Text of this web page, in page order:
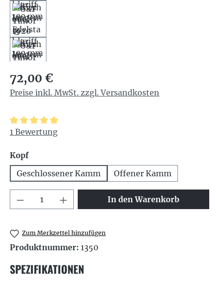
Regulärer Preis:
72,00 €
Preise inkl. MwSt. zzgl. Versandkosten
Durchschnittliche Bewertung von 5 von 5 Sternen
1 Bewertung
Kopfauswählen
Geschlossener Kamm
Offener Kamm
Produkt Anzahl: Gib denIn den Warenkorb
Zum Merkzettel hinzufügen
Produktnummer: 1350
SPEZIFIKATIONEN